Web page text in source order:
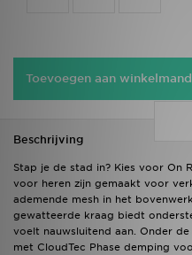
Toevoegen aan
Beschrijving
Stap je de stad in? Kies voor On
voor heren zijn gemaakt voor
ademende mesh in het
gewatteerde kraag biedt
voelt nauwsluitend aan. Onder
met CloudTec Phase demping